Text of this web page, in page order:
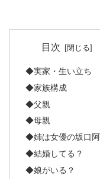
目次
◆実家・生い立ち
◆家族構成
◆父親
◆母親
◆姉は女優の坂口
◆結婚してる？
◆娘がいる？